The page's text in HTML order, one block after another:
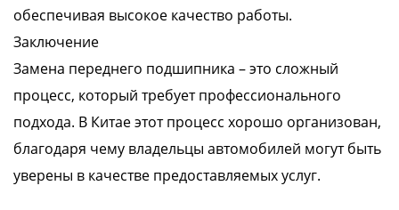
обеспечивая высокое качество работы.
Заключение
Замена переднего подшипника – это сложный
процесс, который требует профессионального
подхода. В Китае этот процесс хорошо организован,
благодаря чему владельцы автомобилей могут быть
уверены в качестве предоставляемых услуг.